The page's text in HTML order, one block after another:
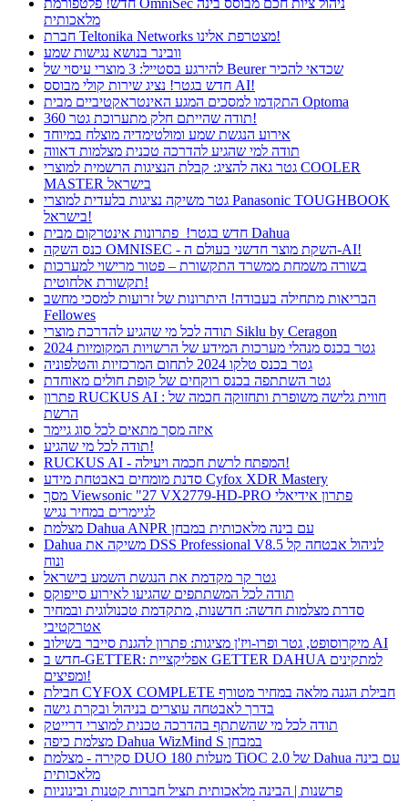
חדש! פלטפורמת OmniSec ניהול ציות חכם מבוסס בינה
מלאכותית
חברת Teltonika Networks מצטרפת אלינו!
וובינר בנושא נגישות שמע
להירגע בסטייל: 3 מוצרי עיסוי של Beurer שכדאי להכיר
חדש בגטר! נציג שירות קולי מבוסס AI!
התקדמו למסכים המגע האינטראקטיביים מבית Optoma
תודה שהייתם חלק מתערוכת גטר 360!
אירוע הנגשת שמע ומולטימדיה מוצלח במיוחד
תודה למי שהגיע להדרכה טכנית מצלמות דאווה
גטר גאה להציג: קבלת הנציגות הרשמית למוצרי COOLER
MASTER בישראל
גטר משיקה נציגות בלעדית למוצרי Panasonic TOUGHBOOK
בישראל!
חדש בגטר! פתרונות אינטרקום מבית Dahua
כנס השקה OMNISEC - השקת מוצר חדשני בעולם ה-AI!
בשורה משמחת ממשרד התקשורת – פטור מרישוי למערכות
תקשורת אלחוטית!
הבריאות מתחילה בעבודה! היתרונות של זרועות למסכי מחשב
Fellowes
תודה לכל מי שהגיע להדרכת מוצרי Siklu by Ceragon
גטר בכנס מנהלי מערכות המידע של הרשויות המקומיות 2024
גטר בכנס טלקו 2024 לתחום המרכזיות והטלפוניה
גטר השתתפה בכנס רוקחים של קופת חולים מאוחדת
פתרון RUCKUS AI : חווית גלישה משופרת ותחזוקה חכמה של
הרשת
איזה מסך מתאים לכל סוג גיימר
תודה לכל מי שהגיע!
RUCKUS AI - המפתח לרשת חכמה ויעילה!
סדנת מומחים באבטחת מידע Cyfox XDR Mastery
מסך Viewsonic "27 VX2779-HD-PRO פתרון אידיאלי
לגיימרים במחיר נגיש
מצלמת Dahua ANPR עם בינה מלאכותית במבחן
Dahua משיקה את DSS Professional V8.5 לניהול אבטחה קל
ונוח
גטר קר מקדמת את הנגשת השמע בישראל
תודה לכל המשתתפים שהגיעו לאירוע סייפוקס
סדרת מצלמות חדשה: חדשנות, מתקדמת טכנולוגית ובמחיר
אטרקטיבי
מיקרוסופט, גטר ופרו-ויז'ן מציגות: פתרון להגנת סייבר בשילוב AI
חדש ב-GETTER: אפליקציית GETTER DAHUA למתקינים
ומפיצים!
חבילת CYFOX COMPLETE חבילת הגנה מלאה במחיר מטורף
בדרך לאבטחה עוצרים בניהול ובקרת גישה
תודה לכל מי שהשתתף בהדרכה טכנית למוצרי דרייטק
מצלמת כיפה Dahua WizMind S במבחן
סקירה - מצלמת DUO 180 מעלות TiOC 2.0 של Dahua עם בינה
מלאכותית
פרשנות | הבינה מלאכותית תציל חברות קטנות ובינוניות